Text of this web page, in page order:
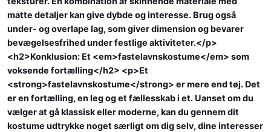
matte detaljer kan give dybde og interesse. Brug også
under- og overlape lag, som giver dimension og bevarer
bevægelsesfrihed under festlige aktiviteter.</p>
<h2>Konklusion: Et <em>fastelavnskostume</em> som
voksende fortælling</h2> <p>Et
<strong>fastelavnskostume</strong> er mere end tøj. Det
er en fortælling, en leg og et fællesskab i et. Uanset om du
vælger at gå klassisk eller moderne, kan du gennem dit
kostume udtrykke noget særligt om dig selv, dine interesser